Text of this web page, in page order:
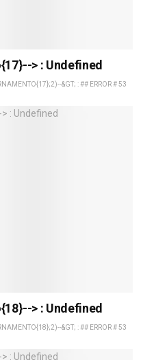
> : Undefined
&GT; : ## ERROR # 53
> : Undefined
&GT; : ## ERROR # 53